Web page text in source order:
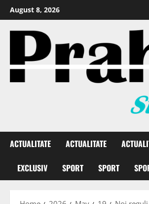
August 8, 2026
ACTUALITATE ACTUALITATE
EXCLUSIV SPORT SPORT